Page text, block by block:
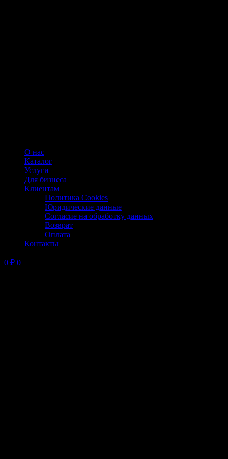
О нас
Каталог
Услуги
Для бизнеса
Клиентам
Политика Cookies
Юридические данные
Согласие на обработку данных
Возврат
Оплата
Контакты
0 ₽ 0